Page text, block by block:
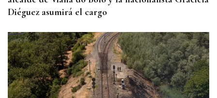
Diéguez asumirá el cargo